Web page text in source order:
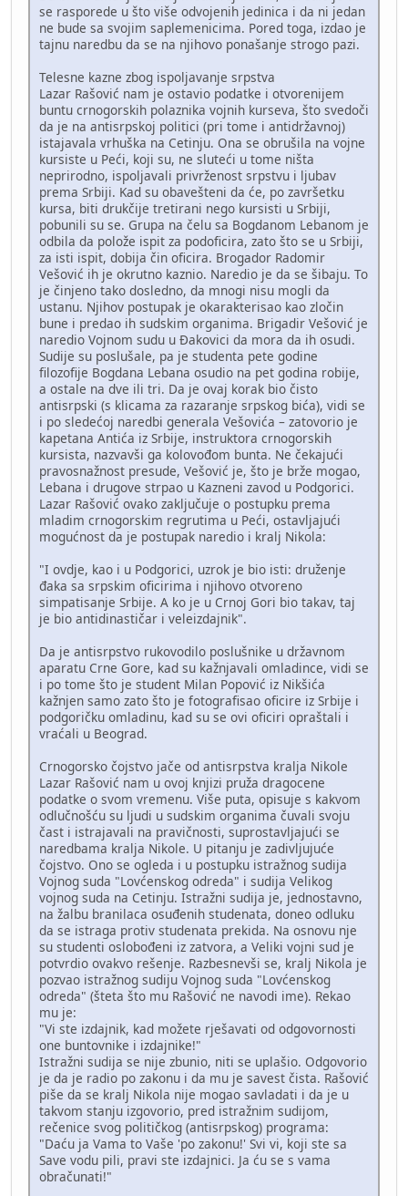
se rasporede u što više odvojenih jedinica i da ni jedan
ne bude sa svojim saplemenicima. Pored toga, izdao je
tajnu naredbu da se na njihovo ponašanje strogo pazi.
Telesne kazne zbog ispoljavanje srpstva
Lazar Rašović nam je ostavio podatke i otvorenijem
buntu crnogorskih polaznika vojnih kurseva, što svedoči
da je na antisrpskoj politici (pri tome i antidržavnoj)
istajavala vrhuška na Cetinju. Ona se obrušila na vojne
kursiste u Peći, koji su, ne sluteći u tome ništa
neprirodno, ispoljavali privrženost srpstvu i ljubav
prema Srbiji. Kad su obavešteni da će, po završetku
kursa, biti drukčije tretirani nego kursisti u Srbiji,
pobunili su se. Grupa na čelu sa Bogdanom Lebanom je
odbila da polože ispit za podoficira, zato što se u Srbiji,
za isti ispit, dobija čin oficira. Brogador Radomir
Vešović ih je okrutno kaznio. Naredio je da se šibaju. To
je činjeno tako dosledno, da mnogi nisu mogli da
ustanu. Njihov postupak je okarakterisao kao zločin
bune i predao ih sudskim organima. Brigadir Vešović je
naredio Vojnom sudu u Đakovici da mora da ih osudi.
Sudije su poslušale, pa je studenta pete godine
filozofije Bogdana Lebana osudio na pet godina robije,
a ostale na dve ili tri. Da je ovaj korak bio čisto
antisrpski (s klicama za razaranje srpskog bića), vidi se
i po sledećoj naredbi generala Vešovića – zatovorio je
kapetana Antića iz Srbije, instruktora crnogorskih
kursista, nazvavši ga kolovođom bunta. Ne čekajući
pravosnažnost presude, Vešović je, što je brže mogao,
Lebana i drugove strpao u Kazneni zavod u Podgorici.
Lazar Rašović ovako zaključuje o postupku prema
mladim crnogorskim regrutima u Peći, ostavljajući
mogućnost da je postupak naredio i kralj Nikola:
"I ovdje, kao i u Podgorici, uzrok je bio isti: druženje
đaka sa srpskim oficirima i njihovo otvoreno
simpatisanje Srbije. A ko je u Crnoj Gori bio takav, taj
je bio antidinastičar i veleizdajnik".
Da je antisrpstvo rukovodilo poslušnike u državnom
aparatu Crne Gore, kad su kažnjavali omladince, vidi se
i po tome što je student Milan Popović iz Nikšića
kažnjen samo zato što je fotografisao oficire iz Srbije i
podgoričku omladinu, kad su se ovi oficiri opraštali i
vraćali u Beograd.
Crnogorsko čojstvo jače od antisrpstva kralja Nikole
Lazar Rašović nam u ovoj knjizi pruža dragocene
podatke o svom vremenu. Više puta, opisuje s kakvom
odlučnošću su ljudi u sudskim organima čuvali svoju
čast i istrajavali na pravičnosti, suprostavljajući se
naredbama kralja Nikole. U pitanju je zadivljujuće
čojstvo. Ono se ogleda i u postupku istražnog sudija
Vojnog suda "Lovćenskog odreda" i sudija Velikog
vojnog suda na Cetinju. Istražni sudija je, jednostavno,
na žalbu branilaca osuđenih studenata, doneo odluku
da se istraga protiv studenata prekida. Na osnovu nje
su studenti oslobođeni iz zatvora, a Veliki vojni sud je
potvrdio ovakvo rešenje. Razbesnevši se, kralj Nikola je
pozvao istražnog sudiju Vojnog suda "Lovćenskog
odreda" (šteta što mu Rašović ne navodi ime). Rekao
mu je:
"Vi ste izdajnik, kad možete rješavati od odgovornosti
one buntovnike i izdajnike!"
Istražni sudija se nije zbunio, niti se uplašio. Odgovorio
je da je radio po zakonu i da mu je savest čista. Rašović
piše da se kralj Nikola nije mogao savladati i da je u
takvom stanju izgovorio, pred istražnim sudijom,
rečenice svog političkog (antisrpskog) programa:
"Daću ja Vama to Vaše 'po zakonu!' Svi vi, koji ste sa
Save vodu pili, pravi ste izdajnici. Ja ću se s vama
obračunati!"